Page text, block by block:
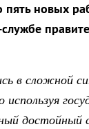
новых
в сложной
достойный